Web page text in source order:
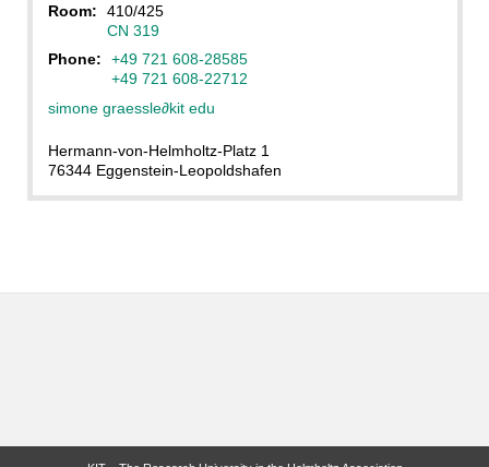
Room:
410/425
CN 319
Phone:
+49 721 608-28585
+49 721 608-22712
simone graessle∂kit edu
Hermann-von-Helmholtz-Platz 1
76344 Eggenstein-Leopoldshafen